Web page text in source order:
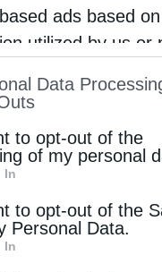
ads based
utilized by us or
out. You may
by third parties
participants.
may also be
on theIAB’s List
Participants
Data
to opt-out of the
of my personal
In
to opt-out of the
Personal Data.
In